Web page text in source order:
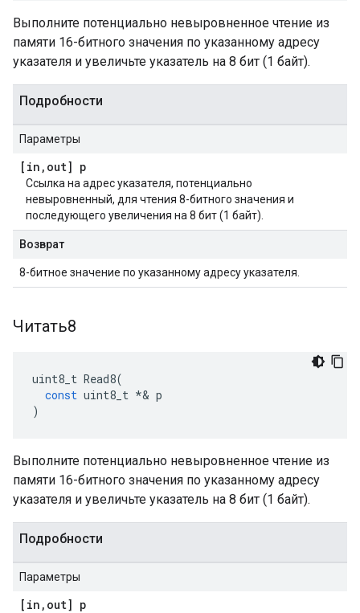
Выполните потенциально невыровненное чтение из
памяти 16-битного значения по указанному адресу
указателя и увеличьте указатель на 8 бит (1 байт).
Подробности
Параметры
[in , out] p
Ссылка на адрес указателя, потенциально
невыровненный, для чтения 8-битного значения и
последующего увеличения на 8 бит (1 байт).
Возврат
8-битное значение по указанному адресу указателя.
Читать8
uint8_t Read8(
const uint8_t *& p
)
Выполните потенциально невыровненное чтение из
памяти 16-битного значения по указанному адресу
указателя и увеличьте указатель на 8 бит (1 байт).
Подробности
Параметры
[in , out] p